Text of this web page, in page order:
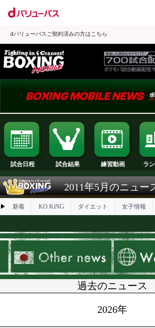
dバリューパスご契約済みの方はこちら
試合日程 試合結果 練習動画
新着 ダイエット